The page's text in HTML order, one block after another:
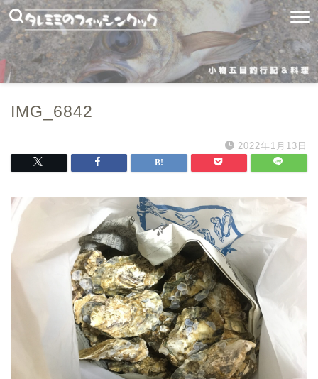
IMG_6842
2022年1月13日